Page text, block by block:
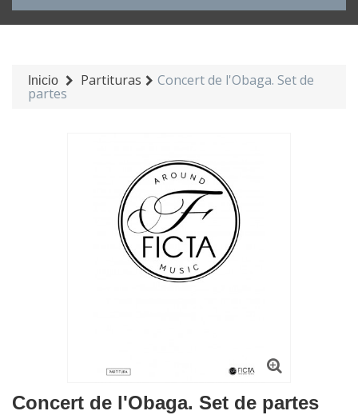
Inicio Partituras Concert de l'Obaga. Set de
partes
Concert de l'Obaga. Set de partes